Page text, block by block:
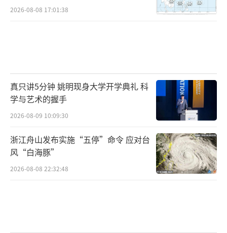
2026-08-08 17:01:38
真只讲5分钟 姚明现身大学开学典礼 科
学与艺术的握手
2026-08-09 10:09:30
浙江舟山发布实施“五停”命令 应对台
风“白海豚”
2026-08-08 22:32:48